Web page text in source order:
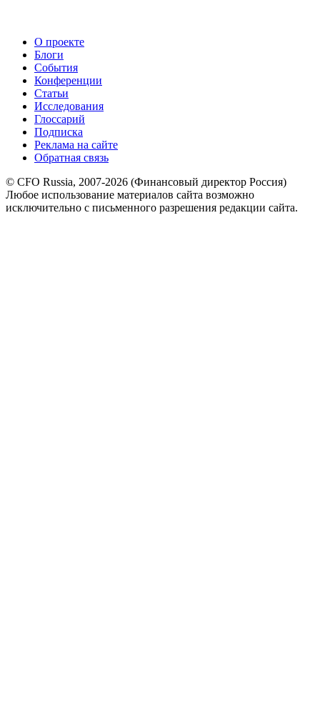
О проекте
Блоги
События
Конференции
Статьи
Исследования
Глоссарий
Подписка
Реклама на сайте
Обратная связь
© CFO Russia, 2007-2026 (Финансовый директор Россия)
Любое использование материалов сайта возможно
исключительно с письменного разрешения редакции сайта.